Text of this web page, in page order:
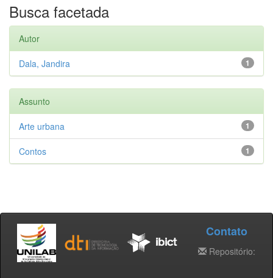
Busca facetada
Autor
1
Dala, Jandira
Assunto
1
Arte urbana
1
Contos
Contato
Repositório: